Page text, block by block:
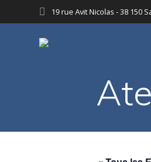
au
19 rue Avit Nicolas - 38 150